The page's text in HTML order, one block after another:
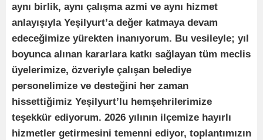
aynı birlik, aynı çalışma azmi ve aynı hizmet
anlayışıyla Yeşilyurt’a değer katmaya devam
edeceğimize yürekten inanıyorum. Bu vesileyle; yıl
boyunca alınan kararlara katkı sağlayan tüm meclis
üyelerimize, özveriyle çalışan belediye
personelimize ve desteğini her zaman
hissettiğimiz Yeşilyurt’lu hemşehrilerimize
teşekkür ediyorum. 2026 yılının ilçemize hayırlı
hizmetler getirmesini temenni ediyor, toplantımızın